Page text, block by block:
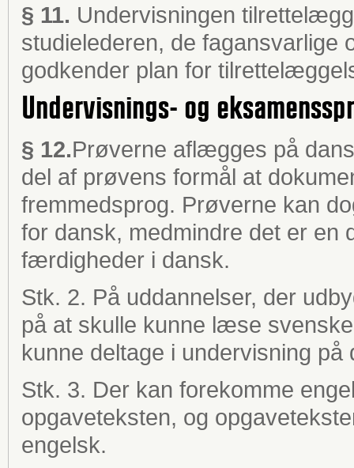
§ 11. Undervisningen
studielederen, de
godkender plan for
Undervisnings- og
§ 12.Prøverne aflægges på
del af prøvens formål at
fremmedsprog. Prøverne kan
for dansk, medmindre det er en
færdigheder i dansk.
Stk. 2. På uddannelser, der
på at skulle kunne læse
kunne deltage i undervisning på
Stk. 3. Der kan forekomme
opgaveteksten, og
engelsk.